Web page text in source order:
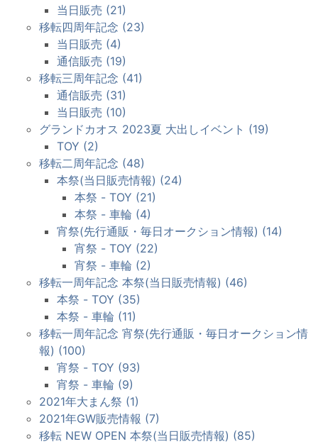
当日販売 (21)
移転四周年記念 (23)
当日販売 (4)
通信販売 (19)
移転三周年記念 (41)
通信販売 (31)
当日販売 (10)
グランドカオス 2023夏 大出しイベント (19)
TOY (2)
移転二周年記念 (48)
本祭(当日販売情報) (24)
本祭 - TOY (21)
本祭 - 車輪 (4)
宵祭(先行通販・毎日オークション情報) (14)
宵祭 - TOY (22)
宵祭 - 車輪 (2)
移転一周年記念 本祭(当日販売情報) (46)
本祭 - TOY (35)
本祭 - 車輪 (11)
移転一周年記念 宵祭(先行通販・毎日オークション情
報) (100)
宵祭 - TOY (93)
宵祭 - 車輪 (9)
2021年大まん祭 (1)
2021年GW販売情報 (7)
移転 NEW OPEN 本祭(当日販売情報) (85)